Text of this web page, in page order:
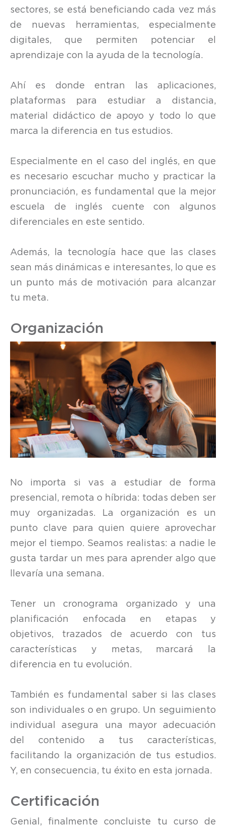
sectores, se está beneficiando cada vez más
de nuevas herramientas, especialmente
digitales, que permiten potenciar el
aprendizaje con la ayuda de la tecnología.
Ahí es donde entran las aplicaciones,
plataformas para estudiar a distancia,
material didáctico de apoyo y todo lo que
marca la diferencia en tus estudios.
Especialmente en el caso del inglés, en que
es necesario escuchar mucho y practicar la
pronunciación, es fundamental que la mejor
escuela de inglés cuente con algunos
diferenciales en este sentido.
Además, la tecnología hace que las clases
sean más dinámicas e interesantes, lo que es
un punto más de motivación para alcanzar
tu meta.
Organización
No importa si vas a estudiar de forma
presencial, remota o híbrida: todas deben ser
muy organizadas. La organización es un
punto clave para quien quiere aprovechar
mejor el tiempo. Seamos realistas: a nadie le
gusta tardar un mes para aprender algo que
llevaría una semana.
Tener un cronograma organizado y una
planificación enfocada en etapas y
objetivos, trazados de acuerdo con tus
características y metas, marcará la
diferencia en tu evolución.
También es fundamental saber si las clases
son individuales o en grupo. Un seguimiento
individual asegura una mayor adecuación
del contenido a tus características,
facilitando la organización de tus estudios.
Y, en consecuencia, tu éxito en esta jornada.
Certificación
Genial, finalmente concluiste tu curso de